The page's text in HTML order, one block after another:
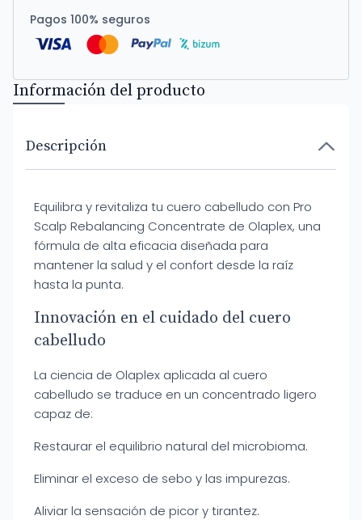
Pagos 100% seguros
Información del producto
Descripción
Equilibra y revitaliza tu cuero cabelludo con Pro
Scalp Rebalancing Concentrate de Olaplex, una
fórmula de alta eficacia diseñada para
mantener la salud y el confort desde la raíz
hasta la punta.
Innovación en el cuidado del cuero
cabelludo
La ciencia de Olaplex aplicada al cuero
cabelludo se traduce en un concentrado ligero
capaz de:
Restaurar el equilibrio natural del microbioma.
Eliminar el exceso de sebo y las impurezas.
Aliviar la sensación de picor y tirantez.